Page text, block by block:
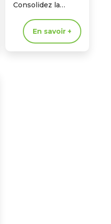
Consolidez la
votre
raisonnement
clinique.
En savoir +